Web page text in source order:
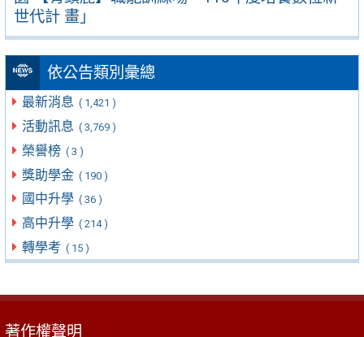
世代計 畫」
依公告類別彙總
最新消息 ( 1,421 )
活動訊息 ( 3,769 )
榮譽榜 ( 3 )
獎助學金 ( 190 )
國中升學 ( 36 )
高中升學 ( 214 )
轉學考 ( 15 )
著作權聲明